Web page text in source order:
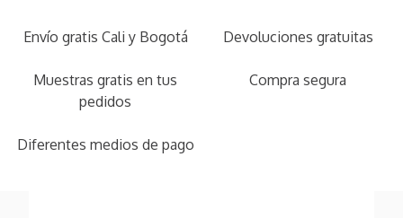
Envío gratis Cali y Bogotá Devoluciones gratuitas
Muestras gratis en tus
pedidos
Compra segura
Diferentes medios de pago